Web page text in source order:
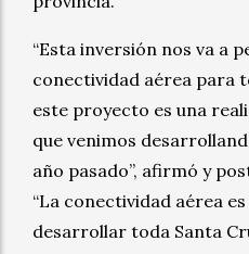
“Esta inversión nos va a
conectividad aérea para
este proyecto es una
que venimos
año pasado”, afirmó y
“La conectividad aérea
desarrollar toda Santa